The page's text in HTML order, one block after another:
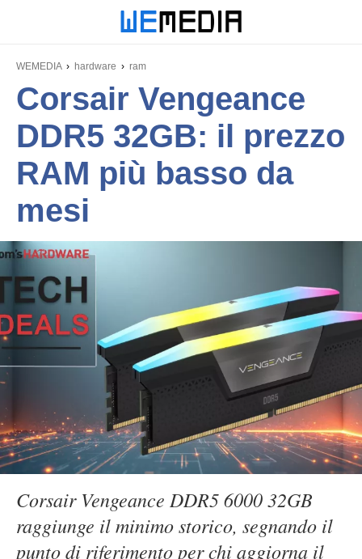
WEMEDIA hardware ram
Corsair Vengeance
DDR5 32GB: il prezzo
RAM più basso da
mesi
Corsair Vengeance DDR5 6000 32GB
raggiunge il minimo storico, segnando il
punto di riferimento per chi aggiorna il